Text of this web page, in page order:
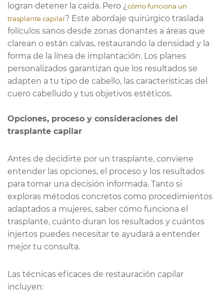
logran detener la caída. Pero ¿cómo funciona un
trasplante capilar? Este abordaje quirúrgico traslada
folículos sanos desde zonas donantes a áreas que
clarean o están calvas, restaurando la densidad y la
forma de la línea de implantación. Los planes
personalizados garantizan que los resultados se
adapten a tu tipo de cabello, las características del
cuero cabelludo y tus objetivos estéticos.
Opciones, proceso y consideraciones del
trasplante capilar
Antes de decidirte por un trasplante, conviene
entender las opciones, el proceso y los resultados
para tomar una decisión informada. Tanto si
exploras métodos concretos como procedimientos
adaptados a mujeres, saber cómo funciona el
trasplante, cuánto duran los resultados y cuántos
injertos puedes necesitar te ayudará a entender
mejor tu consulta.
Las técnicas eficaces de restauración capilar
incluyen: